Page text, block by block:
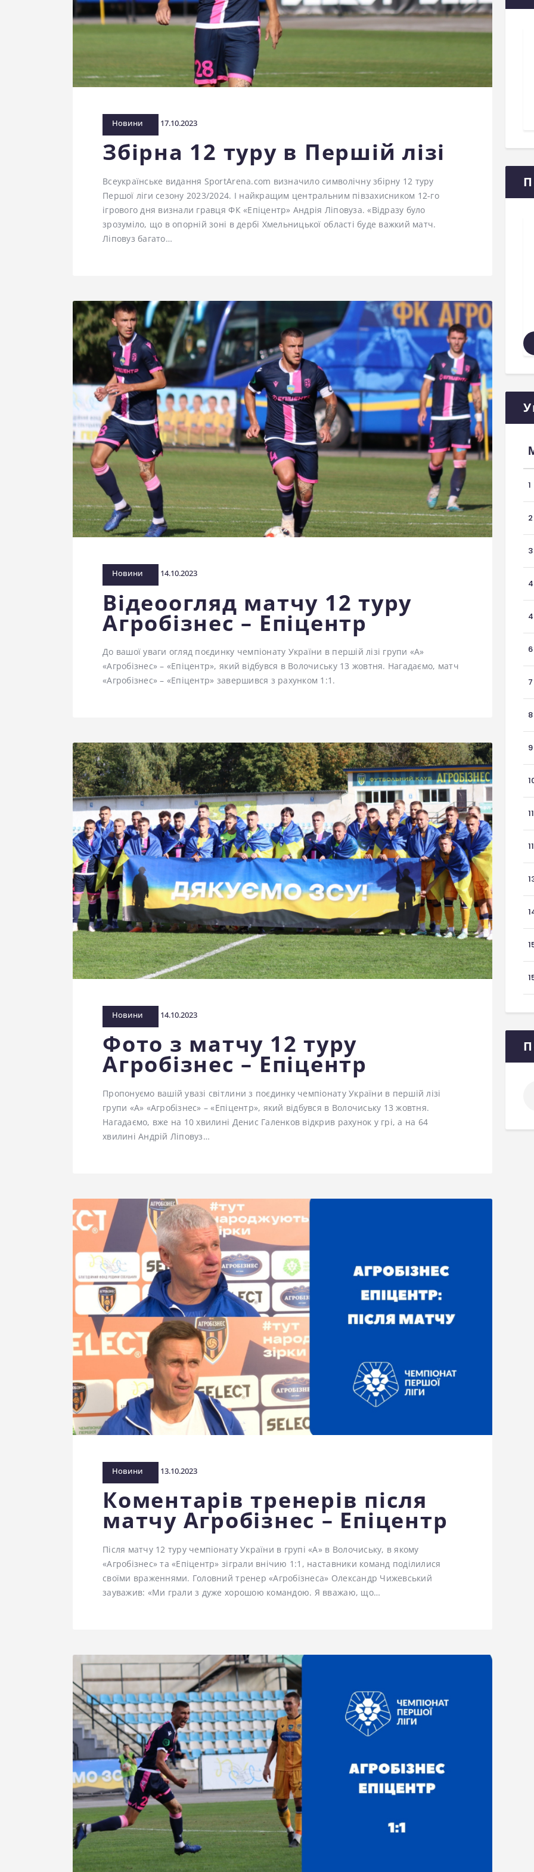
Новини 17.10.2023
Збірна 12 туру в Першій лізі
Всеукраїнське видання SportArena.com визначило символічну збірну 12 туру
Першої ліги сезону 2023/2024. І найкращим центральним півзахисником 12-го
ігрового дня визнали гравця ФК «Епіцентр» Андрія Ліповуза. «Відразу було
зрозуміло, що в опорній зоні в дербі Хмельницької області буде важкий матч.
Ліповуз багато…
Новини 14.10.2023
Відеоогляд матчу 12 туру
Агробізнес – Епіцентр
До вашої уваги огляд поєдинку чемпіонату України в першій лізі групи «А»
«Агробізнес» – «Епіцентр», який відбувся в Волочиську 13 жовтня. Нагадаємо, матч
«Агробізнес» – «Епіцентр» завершився з рахунком 1:1.
Новини 14.10.2023
Фото з матчу 12 туру
Агробізнес – Епіцентр
Пропонуємо вашій увазі світлини з поєдинку чемпіонату України в першій лізі
групи «А» «Агробізнес» – «Епіцентр», який відбувся в Волочиську 13 жовтня.
Нагадаємо, вже на 10 хвилині Денис Галенков відкрив рахунок у грі, а на 64
хвилині Андрій Ліповуз…
Новини 13.10.2023
Коментарів тренерів після
матчу Агробізнес – Епіцентр
Після матчу 12 туру чемпіонату України в групі «А» в Волочиську, в якому
«Агробізнес» та «Епіцентр» зіграли внічию 1:1, наставники команд поділилися
своїми враженнями. Головний тренер «Агробізнеса» Олександр Чижевський
зауважив: «Ми грали з дуже хорошою командою. Я вважаю, що…
1
2
3
4
4
6
7
8
9
11
11